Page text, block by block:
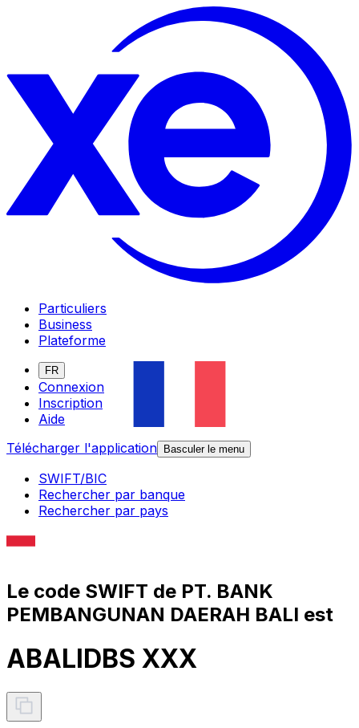
Particuliers
Business
Plateforme
FR
Connexion
Inscription
Aide
Télécharger l'application
Basculer le menu
SWIFT/BIC
Rechercher par banque
Rechercher par pays
Le code SWIFT de PT. BANK
PEMBANGUNAN DAERAH BALI est
ABALIDBS XXX